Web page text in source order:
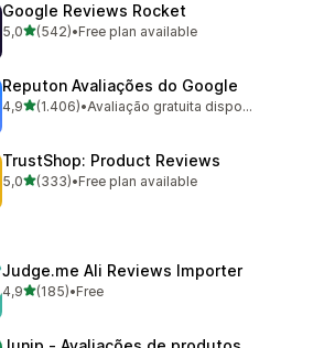
Google Reviews Rocket
5,0de 5 estrelas
(542)
542 total de avaliações
•Free plan available
Reputon Avaliações do Google
4,9de 5 estrelas
(1.406)
1406 total de avaliações
• Avaliação gratuita disponível
TrustShop: Product Reviews
5,0de 5 estrelas
(333)
333 total de avaliações
•Free plan available
Judge.me Ali Reviews Importer
4,9de 5 estrelas
(185)
185 total de avaliações
•Free